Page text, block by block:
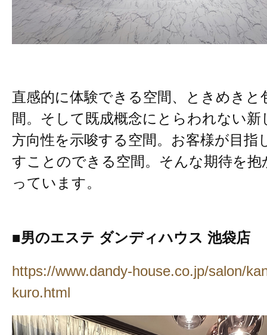
直感的に体験できる空間、ときめきと
間。そして既成概念にとらわれない
方向性を示唆する空間。お客様が目指
すことのできる空間。そんな期待を
っています。
■男のエステ ダンディハウス 池袋店
https://www.dandy-house.co.jp/salon/
kuro.html